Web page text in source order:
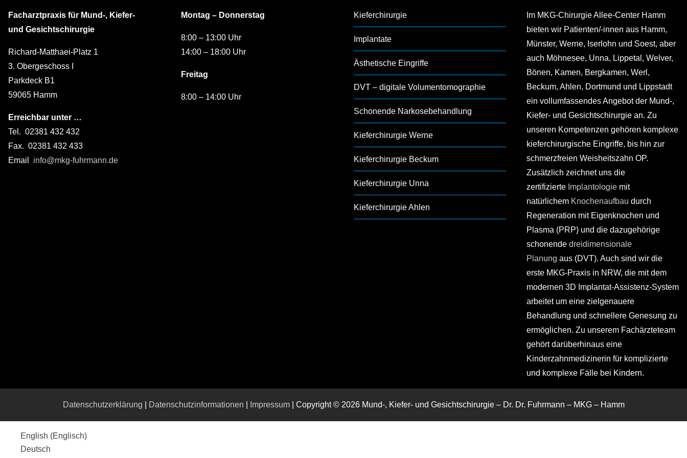
Facharztpraxis für Mund-, Kiefer-
und Gesichtschirurgie
Richard-Matthaei-Platz 1
3. Obergeschoss I
Parkdeck B1
59065 Hamm
Erreichbar unter …
Tel. 02381 432 432
Fax. 02381 432 433
Email info@mkg-fuhrmann.de
Montag – Donnerstag
8:00 – 13:00 Uhr
14:00 – 18:00 Uhr
Freitag
8:00 – 14:00 Uhr
Kieferchirurgie
Implantate
Ästhetische Eingriffe
DVT – digitale Volumentomographie
Schonende Narkosebehandlung
Kieferchirurgie Werne
Kieferchirurgie Beckum
Kieferchirurgie Unna
Kieferchirurgie Ahlen
Im MKG-Chirurgie Allee-Center Hamm
bieten wir Patienten/-innen aus Hamm,
Münster, Werne, Iserlohn und Soest, aber
auch Möhnesee, Unna, Lippetal, Welver,
Bönen, Kamen, Bergkamen, Werl,
Beckum, Ahlen, Dortmund und Lippstadt
ein vollumfassendes Angebot der Mund-,
Kiefer- und Gesichtschirurgie an. Zu
unseren Kompetenzen gehören komplexe
kieferchirurgische Eingriffe, bis hin zur
schmerzfreien Weisheitszahn OP.
Zusätzlich zeichnet uns die
zertifizierteImplantologiemit
natürlichem Knochenaufbau durch
Regeneration mit Eigenknochen und
Plasma (PRP) und die dazugehörige
schonende dreidimensionale
Planung aus (DVT). Auch sind wir die
erste MKG-Praxis in NRW, die mit dem
modernen 3D Implantat-Assistenz-System
arbeitet um eine zielgenauere
Behandlung und schnellere Genesung zu
ermöglichen. Zu unserem Fachärzteteam
gehört darüberhinaus eine
Kinderzahnmedizinerin für komplizierte
und komplexe Fälle bei Kindern.
Datenschutzerklärung Datenschutzinformationen Impressum| Copyright © 2026 Mund-, Kiefer- und Gesichtschirurgie – Dr. Dr. Fuhrmann – MKG – Hamm
English (Englisch)
Deutsch